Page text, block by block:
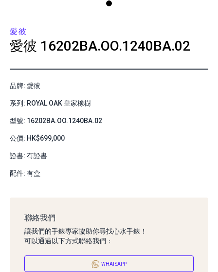
愛彼
愛彼 16202BA.OO.1240BA.02
品牌: 愛彼
系列: ROYAL OAK 皇家橡樹
型號: 16202BA.OO.1240BA.02
公價: HK$699,000
證書: 有證書
配件: 有盒
聯絡我們
讓我們的手錶專家協助你尋找心水手錶！
可以通過以下方式聯絡我們：
WHATSAPP